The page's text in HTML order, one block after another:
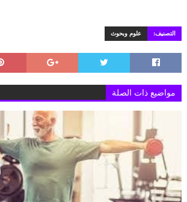
التصنيف: علوم وبحوث
مواضيع ذات الصلة